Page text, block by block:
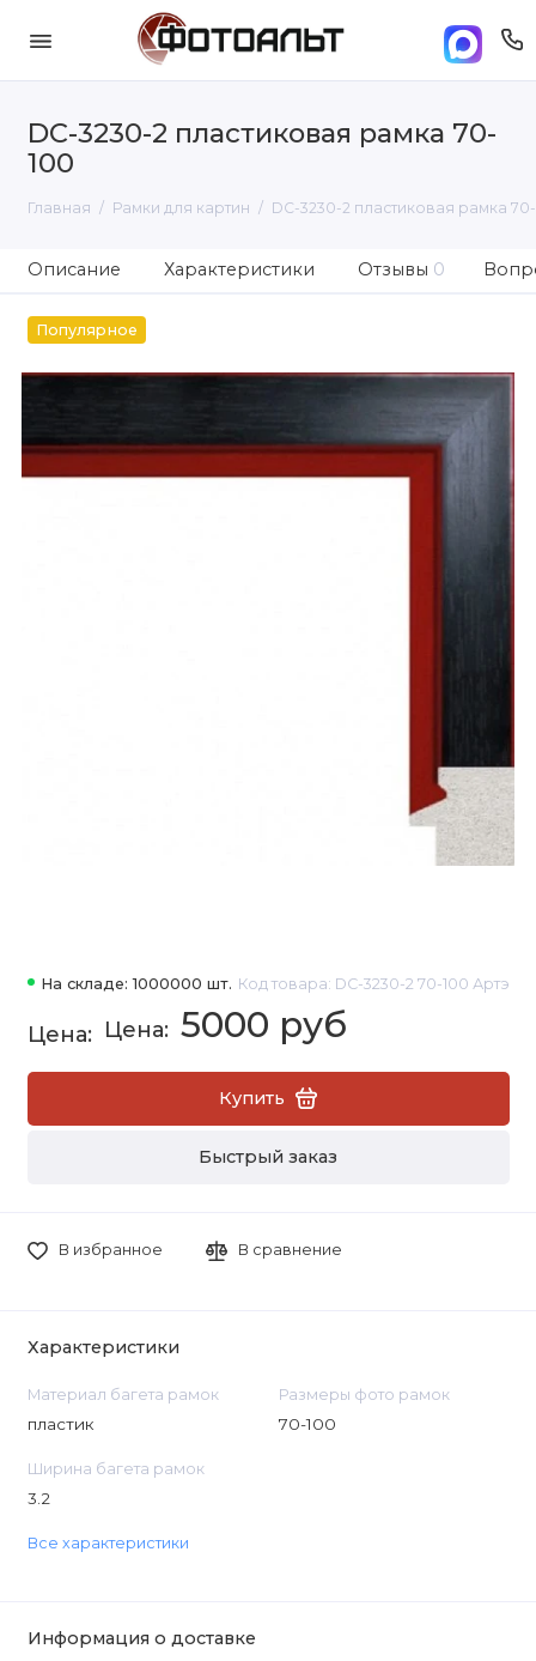
DC-3230-2 пластиковая рамка 70-
100
Главная Рамки для картин DC-3230-2 пластиковая рамка
Описание Характеристики Отзывы 0
Популярное
На складе: 1000000 шт. Код товара: DC-3230-2 70-100 Артэ
5000 руб
Купить
Быстрый заказ
В избранное В сравнение
Характеристики
Материал багета рамок
пластик
Размеры фото рамок
70-100
Ширина багета рамок
3.2
Все характеристики
Информация о доставке